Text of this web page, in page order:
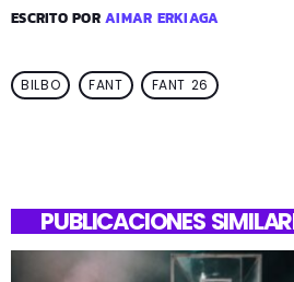
ESCRITO PORAIMAR ERKIAGA
BILBO FANT FANT 26
PUBLICACIONES